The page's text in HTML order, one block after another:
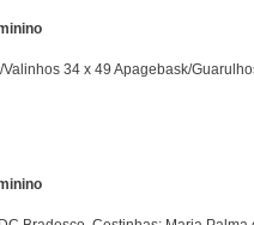
34 x 49 Apagebask/